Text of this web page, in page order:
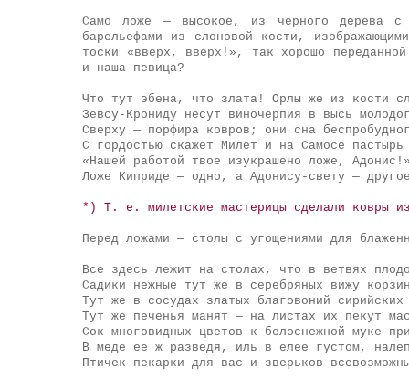
Само ложе — высокое, из черного дерева с
барельефами из слоновой кости,
тоски «вверх, вверх!», так хорошо
и наша певица?
Что тут эбена, что злата! Орлы же из кости
Зевсу-Крониду несут виночерпия в высь
Сверху — порфира ковров; они сна
С гордостью скажет Милет и на Самосе пастырь
«Нашей работой твое изукрашено ложе,
Ложе Киприде — одно, а Адонису-свету —
*) Т. е. милетские мастерицы сделали ковры
Перед ложами — столы с угощениями для
Все здесь лежит на столах, что в ветвях
Садики нежные тут же в серебряных вижу
Тут же в сосудах златых благовоний
Тут же печенья манят — на листах их пекут
Сок многовидных цветов к белоснежной муке
В меде ее ж разведя, иль в елее густом,
Птичек пекарки для вас и зверьков